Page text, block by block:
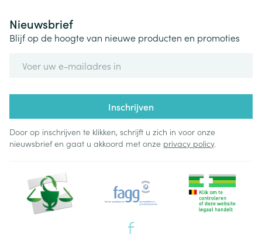
Nieuwsbrief
Blijf op de hoogte van nieuwe producten en promoties
Inschrijven
Door op inschrijven te klikken, schrijft u zich in voor onze
nieuwsbrief en gaat u akkoord met onze privacy policy.